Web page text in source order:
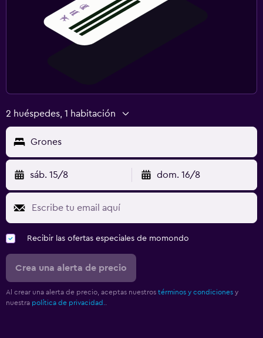
2 huéspedes, 1 habitación
Grones
sáb. 15/8 dom. 16/8
Recibir las ofertas especiales de momondo
Crea una alerta de precio
Al crear una alerta de precio, aceptas nuestros términos y condiciones y
nuestra política de privacidad.